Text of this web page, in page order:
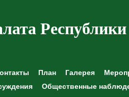
План Галерея
Общественные